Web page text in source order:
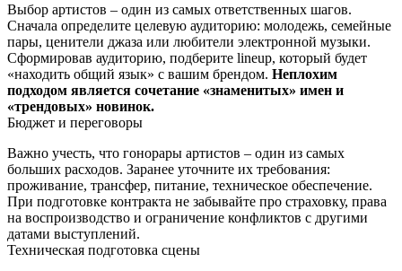
Выбор артистов – один из самых ответственных шагов.
Сначала определите целевую аудиторию: молодежь, семейные
пары, ценители джаза или любители электронной музыки.
Сформировав аудиторию, подберите lineup, который будет
«находить общий язык» с вашим брендом. Неплохим
подходом является сочетание «знаменитых» имен и
«трендовых» новинок.
Бюджет и переговоры
Важно учесть, что гонорары артистов – один из самых
больших расходов. Заранее уточните их требования:
проживание, трансфер, питание, техническое обеспечение.
При подготовке контракта не забывайте про страховку, права
на воспроизводство и ограничение конфликтов с другими
датами выступлений.
Техническая подготовка сцены